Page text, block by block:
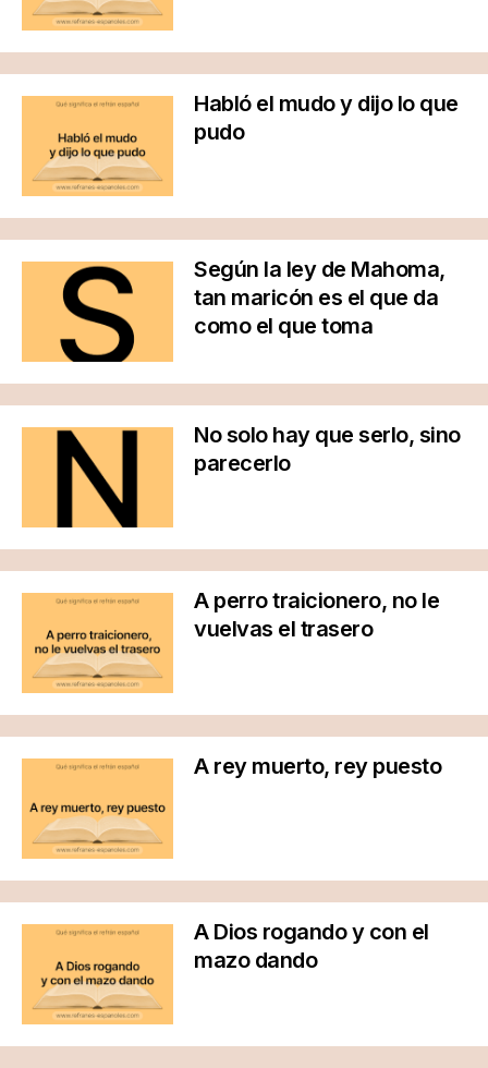
Habló el mudo y dijo lo que
pudo
Según la ley de Mahoma,
tan maricón es el que da
como el que toma
No solo hay que serlo, sino
parecerlo
A perro traicionero, no le
vuelvas el trasero
A rey muerto, rey puesto
A Dios rogando y con el
mazo dando